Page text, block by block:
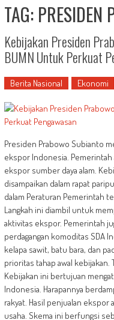
TAG: PRESIDEN
Kebijakan Presiden
BUMN Untuk Perkuat
Berita Nasional Ekonomi
Presiden Prabowo Subianto
ekspor Indonesia. Pemerintah
ekspor sumber daya alam.
disampaikan dalam rapat
dalam Peraturan Pemerintah
Langkah ini diambil untuk
aktivitas ekspor. Pemerintah
perdagangan komoditas SDA
kelapa sawit, batu bara, dan
prioritas tahap awal kebijakan.
Kebijakan ini bertujuan
Indonesia. Harapannya
rakyat. Hasil penjualan ekspor
usaha. Skema ini berfungsi